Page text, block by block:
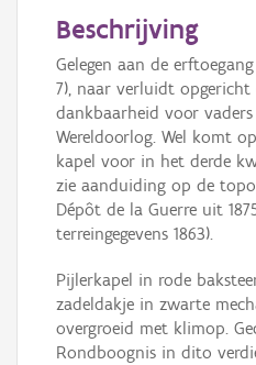
Beschrijving
Gelegen aan de
7), naar verluidt opgericht
dankbaarheid voor
Wereldoorlog. Wel komt
kapel voor in het derde
zie aanduiding op de
Dépôt de la Guerre uit
terreingegevens 1863).
Pijlerkapel in rode
zadeldakje in zwarte
overgroeid met klimop.
Rondboognis in dito